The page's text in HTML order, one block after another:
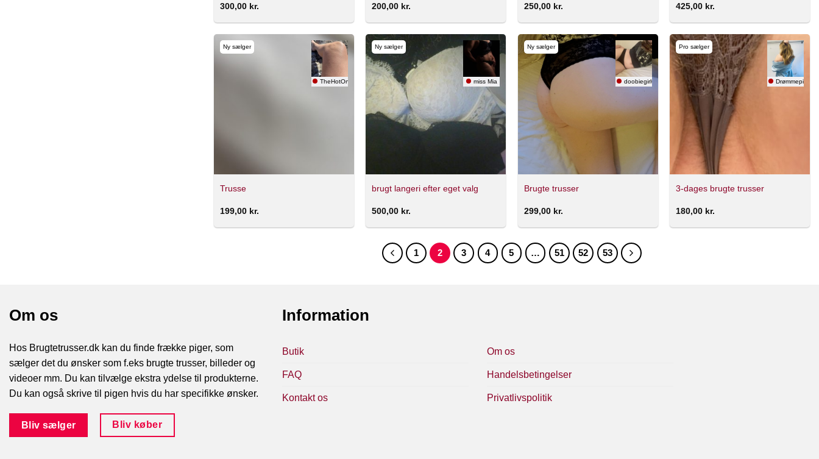
300,00 kr. 200,00 kr.
250,00 kr. 425,00 kr.
Ny sælger
TheHotOne
Trusse
199,00 kr.
Ny sælger
miss Mia
brugt langeri efter eget valg
500,00 kr.
Ny sælger
doobiegirl666
Brugte trusser
299,00 kr.
Pro sælger
Drømmepige
3-dages brugte trusser
180,00 kr.
1 2 3 4 5 … 51 52 53
Om os
Hos Brugtetrusser.dk kan du finde frække piger, som
sælger det du ønsker som f.eks brugte trusser, billeder og
videoer mm. Du kan tilvælge ekstra ydelse til produkterne.
Du kan også skrive til pigen hvis du har specifikke ønsker.
Bliv sælger Bliv køber
Information
Butik
FAQ
Kontakt os
Om os
Handelsbetingelser
Privatlivspolitik